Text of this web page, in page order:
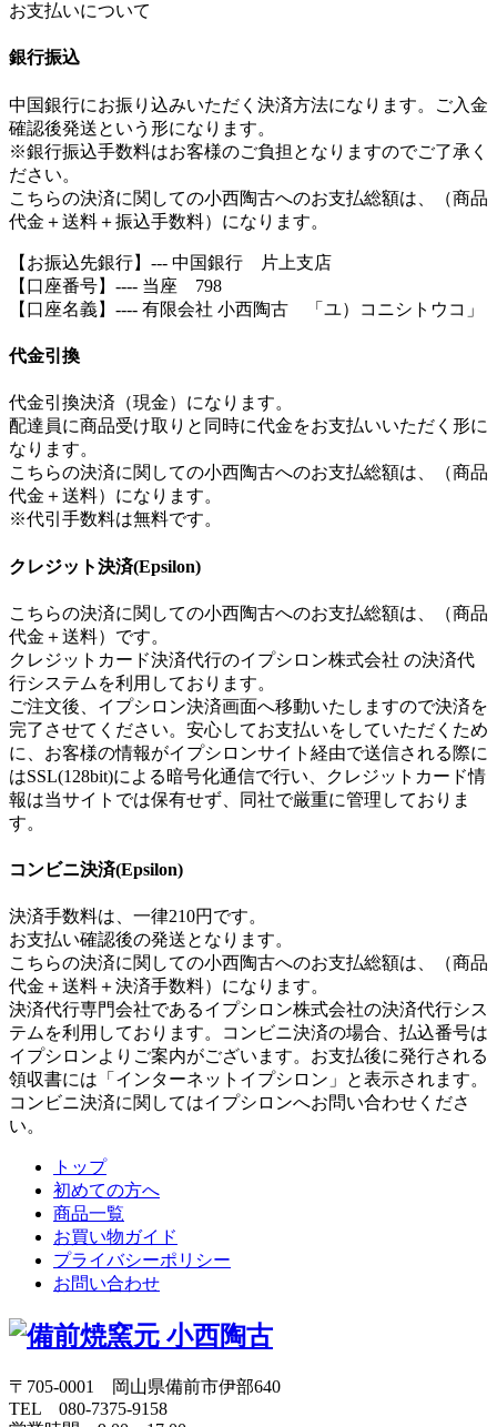
お支払いについて
銀行振込
中国銀行にお振り込みいただく決済方法になります。ご入金
確認後発送という形になります。
※銀行振込手数料はお客様のご負担となりますのでご了承く
ださい。
こちらの決済に関しての小西陶古へのお支払総額は、（商品
代金＋送料＋振込手数料）になります。
【お振込先銀行】--- 中国銀行 片上支店
【口座番号】---- 当座 798
【口座名義】---- 有限会社 小西陶古 「ユ）コニシトウコ」
代金引換
代金引換決済（現金）になります。
配達員に商品受け取りと同時に代金をお支払いいただく形に
なります。
こちらの決済に関しての小西陶古へのお支払総額は、（商品
代金＋送料）になります。
※代引手数料は無料です。
クレジット決済(Epsilon)
こちらの決済に関しての小西陶古へのお支払総額は、（商品
代金＋送料）です。
クレジットカード決済代行のイプシロン株式会社 の決済代
行システムを利用しております。
ご注文後、イプシロン決済画面へ移動いたしますので決済を
完了させてください。安心してお支払いをしていただくため
に、お客様の情報がイプシロンサイト経由で送信される際に
はSSL(128bit)による暗号化通信で行い、クレジットカード情
報は当サイトでは保有せず、同社で厳重に管理しておりま
す。
コンビニ決済(Epsilon)
決済手数料は、一律210円です。
お支払い確認後の発送となります。
こちらの決済に関しての小西陶古へのお支払総額は、（商品
代金＋送料＋決済手数料）になります。
決済代行専門会社であるイプシロン株式会社の決済代行シス
テムを利用しております。コンビニ決済の場合、払込番号は
イプシロンよりご案内がございます。お支払後に発行される
領収書には「インターネットイプシロン」と表示されます。
コンビニ決済に関してはイプシロンへお問い合わせくださ
い。
トップ
初めての方へ
商品一覧
お買い物ガイド
プライバシーポリシー
お問い合わせ
〒705-0001 岡山県備前市伊部640
TEL 080-7375-9158